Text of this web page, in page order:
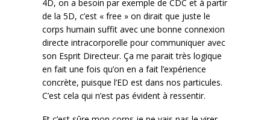
4D, on a besoin par exemple de CDC et à partir
de la 5D, c’est « free » on dirait que juste le
corps humain suffit avec une bonne connexion
directe intracorporelle pour communiquer avec
son Esprit Directeur. Ça me parait très logique
en fait une fois qu’on en a fait l’expérience
concrète, puisque l’ED est dans nos particules.
C’est cela qui n’est pas évident à ressentir.